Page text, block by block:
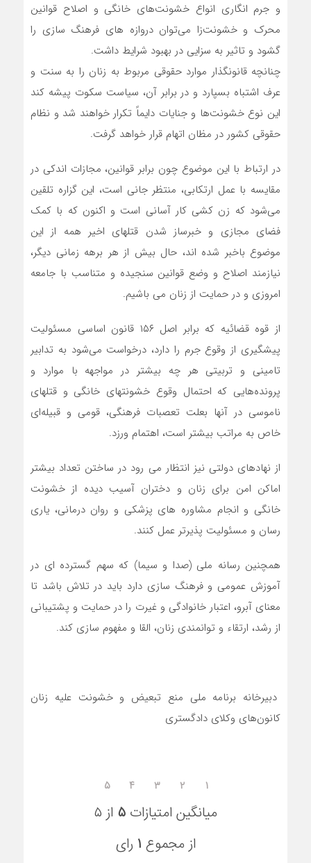
و جرم انگاری انواع خشونت‌های خانگی و اصلاح قوانین
محرک و ‌خشونت‌زا می‌توان دروازه های فرهنگ سازی را
گشود و تاثیر به سزایی در بهبود شرایط داشت.
چنانچه قانونگذار موارد حقوقی مربوط به زنان را به سنت و
عرف اشتباه بسپارد و در برابر آن، سیاست سکوت پیشه کند
این نوع خشونت‌ها و جنایات دایماً تکرار خواهند شد و نظام
حقوقی کشور در مظان اتهام قرار خواهد گرفت.
در ارتباط با این موضوع چون برابر قوانین، مجازات اندکی در
مقایسه با عمل ارتکابی، منتظر جانی است، این گزاره تلقین
می‌شود که زن کشی کار آسانی است و اکنون که با کمک
فضای مجازی و خبرساز شدن قتلهای اخیر همه از این
موضوع باخبر شده اند، حال بیش از هر برهه زمانی دیگر،
نیازمند اصلاح و وضع قوانین سنجیده و متناسب با جامعه
امروزی و در حمایت از زنان می باشیم.
از قوه قضائیه که برابر اصل ۱۵۶ قانون اساسی مسئولیت
پیشگیری از وقوع جرم را دارد، درخواست می‌شود به تدابیر
تامینی و تربیتی هر چه بیشتر در مواجهه با موارد و
پرونده‌هایی که احتمال وقوع خشونتهای خانگی و قتلهای
ناموسی در آنها بعلت تعصبات فرهنگی، قومی و قبیله‌ای
خاص به مراتب بیشتر است، اهتمام ورزد.
از نهادهای دولتی نیز انتظار می رود در ساختن تعداد بیشتر
اماکن امن برای زنان و دختران آسیب دیده از خشونت
خانگی و انجام مشاوره های پزشکی و روان درمانی، یاری
رسان و مسئولیت پذیرتر عمل کنند.
همچنین رسانه ملی (صدا و سیما) که سهم گسترده ای در
آموزش عمومی و فرهنگ سازی دارد باید در تلاش باشد تا
معنای آبرو، اعتبار خانوادگی و غیرت را در حمایت و پشتیبانی
از رشد، ارتقاء و توانمندی زنان، القا و مفهوم سازی کند.
دبیرخانه برنامه ملی منع تبعیض و خشونت علیه زنان
کانون‌های وکلای دادگستری‌
۱ ۲ ۳ ۴ ۵
میانگین امتیازات ۵ از ۵
از مجموع ۱ رای